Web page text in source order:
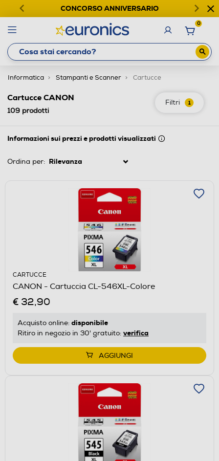
CONCORSO ANNIVERSARIO
0
Informatica Stampanti e Scanner Cartucce
Filtri 1
Cartucce CANON
109 prodotti
Informazioni sui prezzi e prodotti visualizzati
Ordina per:
CARTUCCE
CANON - Cartuccia CL-546XL-Colore
€ 32,90
Acquisto online: disponibile
Ritiro in negozio in 30' gratuito: verifica
AGGIUNGI